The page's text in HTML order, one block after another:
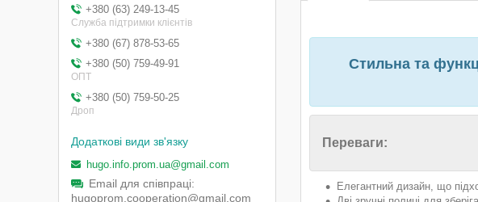
Стильна та
Переваги:
Елегантний дизайн, що
+380 (63) 249-13-45
Служба підтримки клієнтів
+380 (67) 878-53-65
+380 (50) 759-49-91
ОПТ
+380 (50) 759-50-25
Дроп
hugo.info.prom.ua@gmail.com
Email для співпраці
hugoprom.cooperation@gmail.com